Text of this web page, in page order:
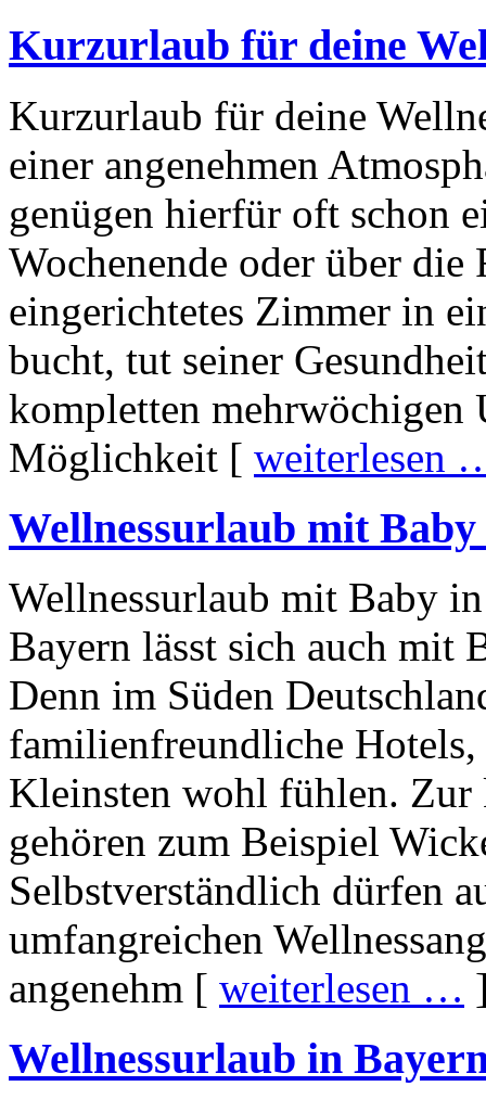
Kurzurlaub für deine
Kurzurlaub für deine
einer angenehmen
genügen hierfür oft schon
Wochenende oder über
eingerichtetes Zimmer in
bucht, tut seiner
kompletten mehrwöchigen
Möglichkeit [ weiterlesen
Wellnessurlaub mit
Wellnessurlaub mit Baby
Bayern lässt sich auch mit
Denn im Süden
familienfreundliche Hotels,
Kleinsten wohl fühlen. Zur
gehören zum Beispiel
Selbstverständlich dürfen
umfangreichen
angenehm [ weiterlesen …
Wellnessurlaub in